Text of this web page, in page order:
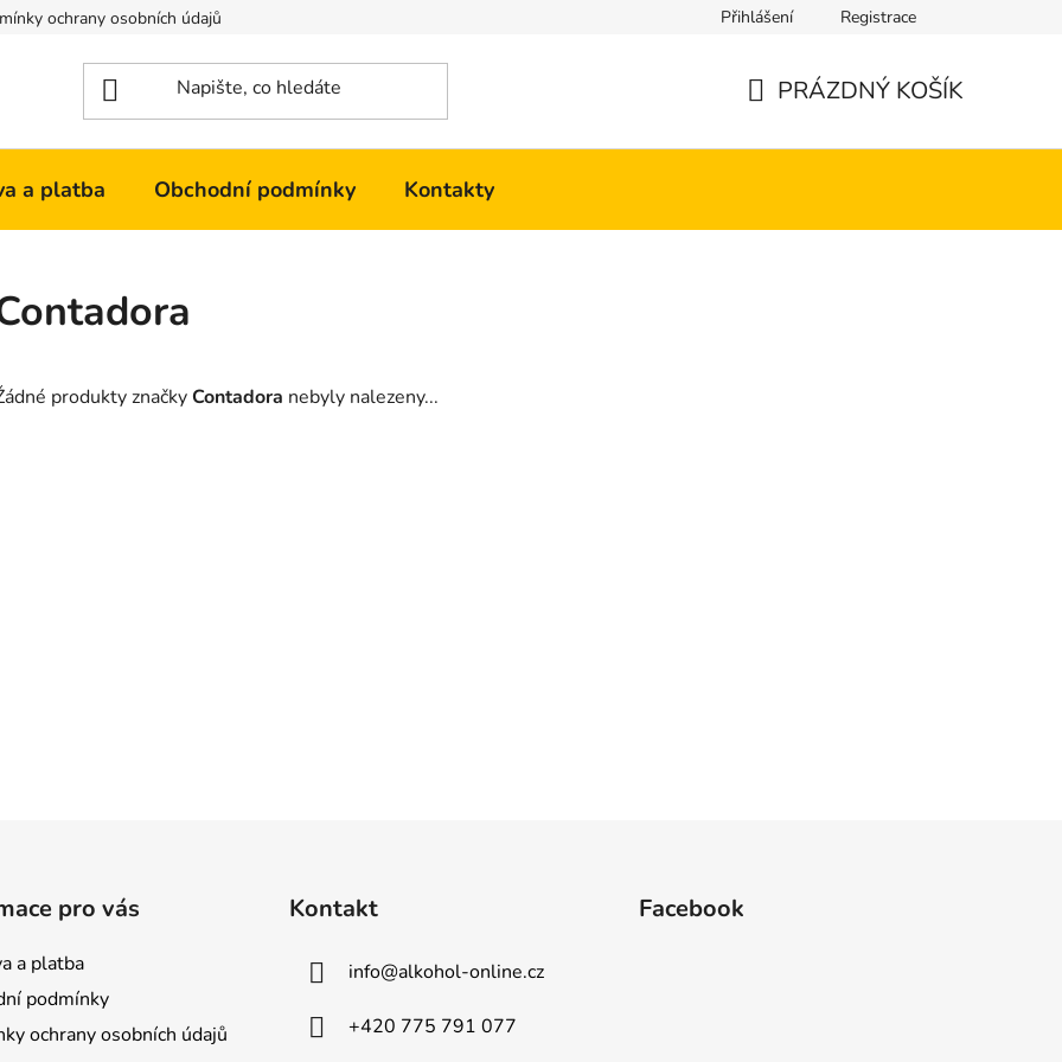
ochrany osobních údajů Přihlášení Registrace
PRÁZDNÝ KOŠÍK
a platba Obchodní podmínky Kontakty
produkty značkyContadora nebyly nalezeny...
pro vás
a platba
podmínky
ochrany osobních údajů
Kontakt
info@alkohol-online.cz
+420 775 791 077
Facebook